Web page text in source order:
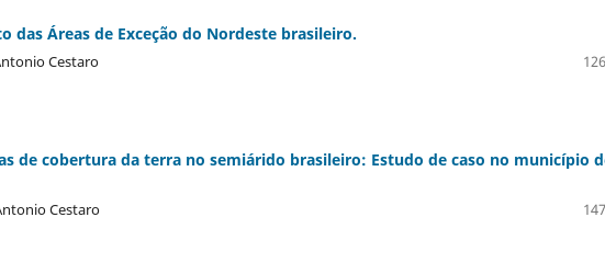
das Áreas de Exceção do Nordeste brasileiro.
Cestaro
de cobertura da terra no semiárido brasileiro: Estudo de caso no município
Cestaro